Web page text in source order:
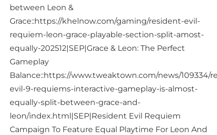
between Leon &
Grace::https://khelnow.com/gaming/resident-evil-
requiem-leon-grace-playable-section-split-amost-
equally-202512|SEP|Grace & Leon: The Perfect
Gameplay
Balance::https://www.tweaktown.com/news/109334/
evil-9-requiems-interactive-gameplay-is-almost-
equally-split-between-grace-and-
leon/index.html|SEP|Resident Evil Requiem
Campaign To Feature Equal Playtime For Leon And